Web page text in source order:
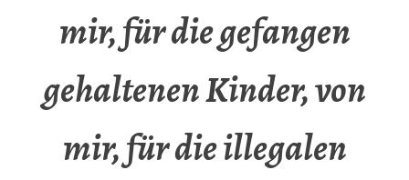
mir, für die gefangen
gehaltenen Kinder, von
mir, für die illegalen